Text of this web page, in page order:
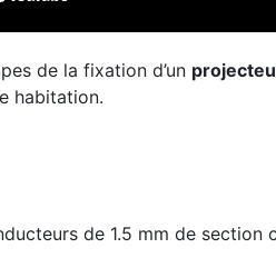
de la fixation d’un
habitation.
de 1.5 mm de section